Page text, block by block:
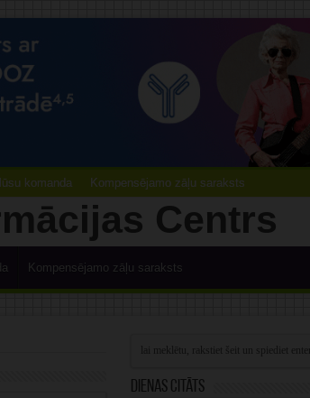
komanda Kompensējamo zāļu saraksts
Kompensējamo zāļu saraksts
Dienas citāts